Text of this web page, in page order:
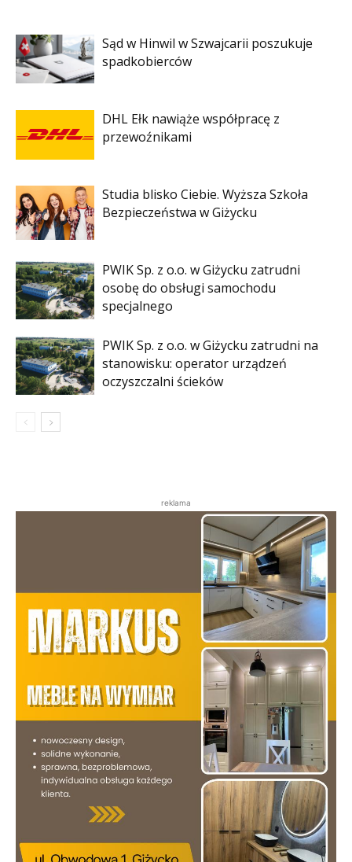
Sąd w Hinwil w Szwajcarii poszukuje
spadkobierców
DHL Ełk nawiąże współpracę z
przewoźnikami
Studia blisko Ciebie. Wyższa Szkoła
Bezpieczeństwa w Giżycku
PWIK Sp. z o.o. w Giżycku zatrudni
osobę do obsługi samochodu
specjalnego
PWIK Sp. z o.o. w Giżycku zatrudni na
stanowisku: operator urządzeń
oczyszczalni ścieków
reklama